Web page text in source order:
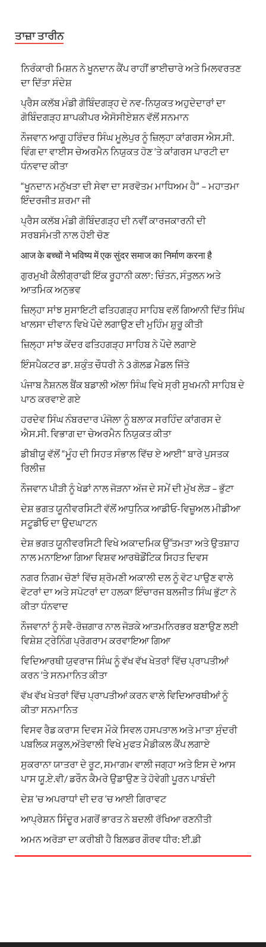
ਤਾਜ਼ਾ ਤਾਰੀਨ
ਨਿਰੰਕਾਰੀ ਮਿਸ਼ਨ ਨੇ ਖੂਨਦਾਨ ਕੈਂਪ ਰਾਹੀਂ ਭਾਈਚਾਰੇ ਅਤੇ ਮਿਲਵਰਤਣ
ਦਾ ਦਿੱਤਾ ਸੰਦੇਸ਼
ਪ੍ਰੈਸ ਕਲੱਬ ਮੰਡੀ ਗੋਬਿੰਦਗੜ੍ਹ ਦੇ ਨਵ-ਨਿਯੁਕਤ ਅਹੁਦੇਦਾਰਾਂ ਦਾ
ਗੋਬਿੰਦਗੜ੍ਹ ਸ਼ਾਪਕੀਪਰ ਐਸੋਸੀਏਸ਼ਨ ਵੱਲੋਂ ਸਨਮਾਨ
ਨੌਜਵਾਨ ਆਗੂ ਹਰਿੰਦਰ ਸਿੰਘ ਮੂਲੇਪੁਰ ਨੂੰ ਜ਼ਿਲ੍ਹਾ ਕਾਂਗਰਸ ਐਸ.ਸੀ.
ਵਿੰਗ ਦਾ ਵਾਈਸ ਚੇਅਰਮੈਨ ਨਿਯੁਕਤ ਹੋਣ ‘ਤੇ ਕਾਂਗਰਸ ਪਾਰਟੀ ਦਾ
ਧੰਨਵਾਦ ਕੀਤਾ
“ਖੂਨਦਾਨ ਮਨੁੱਖਤਾ ਦੀ ਸੇਵਾ ਦਾ ਸਰਵੋਤਮ ਮਾਧਿਅਮ ਹੈ” – ਮਹਾਤਮਾ
ਇੰਦਰਜੀਤ ਸ਼ਰਮਾ ਜੀ
ਪ੍ਰੈਸ ਕਲੱਬ ਮੰਡੀ ਗੋਬਿੰਦਗੜ੍ਹ ਦੀ ਨਵੀਂ ਕਾਰਜਕਾਰਨੀ ਦੀ
ਸਰਬਸੰਮਤੀ ਨਾਲ ਹੋਈ ਚੋਣ
आज के बच्चों ने भविष्य में एक सुंदर समाज का निर्माण करना है
ਗੁਰਮੁਖੀ ਕੈਲੀਗ੍ਰਾਫੀ ਇੱਕ ਰੂਹਾਨੀ ਕਲਾ: ਚਿੰਤਨ, ਸੰਤੁਲਨ ਅਤੇ
ਆਤਮਿਕ ਅਨੁਭਵ
ਜ਼ਿਲ੍ਹਾ ਸਾਂਝ ਸੁਸਾਇਟੀ ਫਤਿਹਗੜ੍ਹ ਸਾਹਿਬ ਵਲੋਂ ਗਿਆਨੀ ਦਿੱਤ ਸਿੰਘ
ਖਾਲਸਾ ਦੀਵਾਨ ਵਿਖੇ ਪੌਦੇ ਲਗਾਉਣ ਦੀ ਮੁਹਿੰਮ ਸ਼ੁਰੂ ਕੀਤੀ
ਜ਼ਿਲ੍ਹਾ ਸਾਂਝ ਕੇਂਦਰ ਫਤਿਹਗੜ੍ਹ ਸਾਹਿਬ ਨੇ ਪੌਦੇ ਲਗਾਏ
ਇੰਸਪੈਕਟਰ ਡਾ. ਸ਼ਕੁੰਤ ਚੌਧਰੀ ਨੇ 3 ਗੋਲਡ ਮੈਡਲ ਜਿੱਤੇ
ਪੰਜਾਬ ਨੈਸ਼ਨਲ ਬੈਂਕ ਬਡਾਲੀ ਅੱਲਾ ਸਿੰਘ ਵਿਖੇ ਸ੍ਰੀ ਸੁਖਮਨੀ ਸਾਹਿਬ ਦੇ
ਪਾਠ ਕਰਵਾਏ ਗਏ
ਹਰਦੇਵ ਸਿੰਘ ਨੰਬਰਦਾਰ ਪੰਜੋਲਾ ਨੂੰ ਬਲਾਕ ਸਰਹਿੰਦ ਕਾਂਗਰਸ ਦੇ
ਐਸ.ਸੀ. ਵਿਭਾਗ ਦਾ ਚੇਅਰਮੈਨ ਨਿਯੁਕਤ ਕੀਤਾ
ਡੀਬੀਯੂ ਵੱਲੋਂ “ਮੂੰਹ ਦੀ ਸਿਹਤ ਸੰਭਾਲ ਵਿੱਚ ਏ ਆਈ” ਬਾਰੇ ਪੁਸਤਕ
ਰਿਲੀਜ਼
ਨੌਜਵਾਨ ਪੀੜੀ ਨੂੰ ਖੇਡਾਂ ਨਾਲ ਜੋੜਨਾ ਅੱਜ ਦੇ ਸਮੇਂ ਦੀ ਮੁੱਖ ਲੋੜ – ਭੁੱਟਾ
ਦੇਸ਼ ਭਗਤ ਯੂਨੀਵਰਸਿਟੀ ਵੱਲੋਂ ਆਧੁਨਿਕ ਆਡੀਓ-ਵਿਜ਼ੂਅਲ ਮੀਡੀਆ
ਸਟੂਡੀਓ ਦਾ ਉਦਘਾਟਨ
ਦੇਸ਼ ਭਗਤ ਯੂਨੀਵਰਸਿਟੀ ਵਿਖੇ ਅਕਾਦਮਿਕ ਉੱਤਮਤਾ ਅਤੇ ਉਤਸ਼ਾਹ
ਨਾਲ ਮਨਾਇਆ ਗਿਆ ਵਿਸ਼ਵ ਆਰਥੋਡੌਂਟਿਕ ਸਿਹਤ ਦਿਵਸ
ਨਗਰ ਨਿਗਮ ਚੋਣਾਂ ਵਿੱਚ ਸ਼੍ਰੋਮਣੀ ਅਕਾਲੀ ਦਲ ਨੂੰ ਵੋਟ ਪਾਉਣ ਵਾਲੇ
ਵੋਟਰਾਂ ਦਾ ਅਤੇ ਸਪੋਟਰਾਂ ਦਾ ਹਲਕਾ ਇੰਚਾਰਜ ਬਲਜੀਤ ਸਿੰਘ ਭੁੱਟਾ ਨੇ
ਕੀਤਾ ਧੰਨਵਾਦ
ਨੌਜਵਾਨਾਂ ਨੂੰ ਸਵੈ-ਰੋਜ਼ਗਾਰ ਨਾਲ ਜੋੜਕੇ ਆਤਮਨਿਰਭਰ ਬਣਾਉਣ ਲਈ
ਵਿਸ਼ੇਸ਼ ਟ੍ਰੇਨਿੰਗ ਪ੍ਰੋਗਰਾਮ ਕਰਵਾਇਆ ਗਿਆ
ਵਿਦਿਆਰਥੀ ਯੁਵਰਾਜ ਸਿੰਘ ਨੂੰ ਵੱਖ ਵੱਖ ਖੇਤਰਾਂ ਵਿੱਚ ਪ੍ਰਾਪਤੀਆਂ
ਕਰਨ ‘ਤੇ ਸਨਮਾਨਿਤ ਕੀਤਾ
ਵੱਖ ਵੱਖ ਖੇਤਰਾਂ ਵਿੱਚ ਪ੍ਰਾਪਤੀਆਂ ਕਰਨ ਵਾਲੇ ਵਿਦਿਆਰਥੀਆਂ ਨੂੰ
ਕੀਤਾ ਸਨਮਾਨਿਤ
ਵਿਸਵ ਰੈਡ ਕਰਾਸ ਦਿਵਸ ਮੌਕੇ ਸਿਵਲ ਹਸਪਤਾਲ ਅਤੇ ਮਾਤਾ ਸੁੰਦਰੀ
ਪਬਲਿਕ ਸਕੂਲ,ਅੱਤੇਵਾਲੀ ਵਿਖੇ ਮੁਫਤ ਮੈਡੀਕਲ ਕੈਂਪ ਲਗਾਏ
ਸੁਕਰਾਨਾ ਯਾਤਰਾ ਦੇ ਰੂਟ, ਸਮਾਗਮ ਵਾਲੀ ਜਗ੍ਹਾ ਅਤੇ ਇਸ ਦੇ ਆਸ
ਪਾਸ ਯੂ.ਏ.ਵੀ/ ਡਰੌਨ ਕੈਮਰੇ ਉਡਾਉਣ ਤੇ ਹੋਵੇਗੀ ਪੂਰਨ ਪਾਬੰਦੀ
ਦੇਸ਼ ‘ਚ ਅਪਰਾਧਾਂ ਦੀ ਦਰ ‘ਚ ਆਈ ਗਿਰਾਵਟ
ਆਪ੍ਰੇਸ਼ਨ ਸਿੰਦੂਰ ਮਗਰੋਂ ਭਾਰਤ ਨੇ ਬਦਲੀ ਰੱਖਿਆ ਰਣਨੀਤੀ
ਅਮਨ ਅਰੋੜਾ ਦਾ ਕਰੀਬੀ ਹੈ ਬਿਲਡਰ ਗੌਰਵ ਧੀਰ: ਈ.ਡੀ